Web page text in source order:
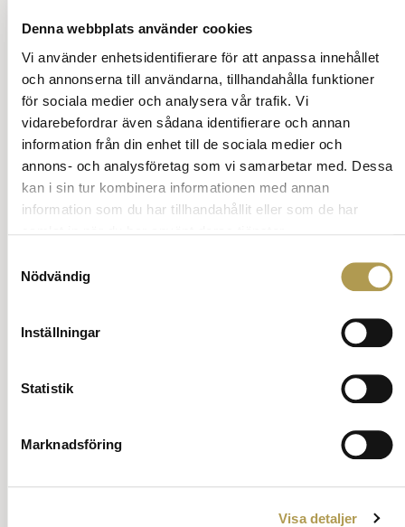
Denna webbplats använder cookies
Vi använder enhetsidentifierare för att anpassa innehållet
och annonserna till användarna, tillhandahålla funktioner
för sociala medier och analysera vår trafik. Vi
vidarebefordrar även sådana identifierare och annan
information från din enhet till de sociala medier och
annons- och analysföretag som vi samarbetar med. Dessa
kan i sin tur kombinera informationen med annan
information som du har tillhandahållit eller som de har
Nödvändig
Inställningar
Statistik
Marknadsföring
Visa detaljer
En gäst kan alltid bära mörk kostymklänning
om det skrivits Kavaj på inbjudan.
Dock icke värdinnan, då hon riskerar bli bättre
klädd än gästen.
Ställ en fråga om vett och etikett
Tillbaka till innehåll